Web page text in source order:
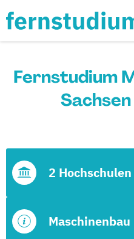
Fernstudium
Maschinenbau
2 Hochschulen